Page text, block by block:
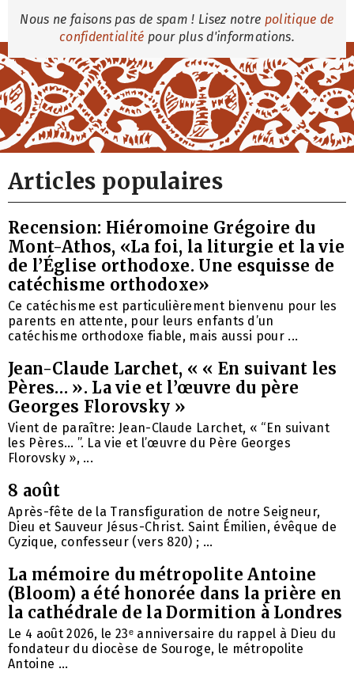
Nous ne faisons pas de spam ! Lisez notre politique de
confidentialité pour plus d'informations.
Articles populaires
Recension: Hiéromoine Grégoire du
Mont-Athos, «La foi, la liturgie et la vie
de l’Église orthodoxe. Une esquisse de
catéchisme orthodoxe»
Ce catéchisme est particulièrement bienvenu pour les
parents en attente, pour leurs enfants d’un
catéchisme orthodoxe fiable, mais aussi pour ...
Jean-Claude Larchet, « « En suivant les
Pères… ». La vie et l’œuvre du père
Georges Florovsky »
Vient de paraître: Jean-Claude Larchet, « “En suivant
les Pères… ”. La vie et l’œuvre du Père Georges
Florovsky », ...
8 août
Après-fête de la Transfiguration de notre Seigneur,
Dieu et Sauveur Jésus-Christ. Saint Émilien, évêque de
Cyzique, confesseur (vers 820) ; ...
La mémoire du métropolite Antoine
(Bloom) a été honorée dans la prière en
la cathédrale de la Dormition à Londres
Le 4 août 2026, le 23ᵉ anniversaire du rappel à Dieu du
fondateur du diocèse de Souroge, le métropolite
Antoine ...